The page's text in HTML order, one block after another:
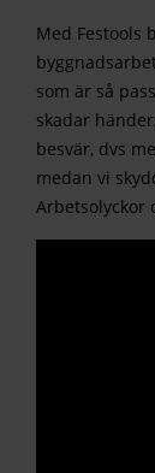
Med Festools
som är så
skadar
besvär, dvs
medan vi
Arbetsolyckor